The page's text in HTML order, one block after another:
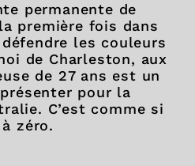
permanente de
première fois dans
les couleurs
de Charleston, aux
de 27 ans est un
pour la
C’est comme si
zéro.